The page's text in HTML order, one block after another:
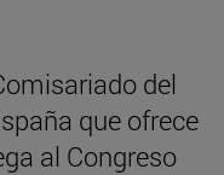
del
que ofrece
al Congreso